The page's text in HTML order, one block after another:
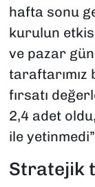
hafta sonu
kurulun
ve pazar
taraftarımız
fırsatı
2,4 adet
ile
Stratejik